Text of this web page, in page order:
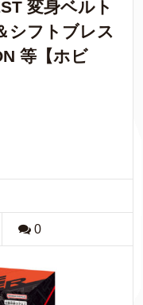
変身ベルト
シフトブレス
等【ホビ
0